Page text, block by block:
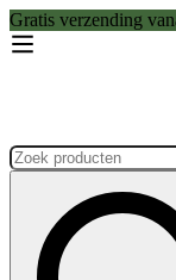
Gratis verzending
Zoeken: